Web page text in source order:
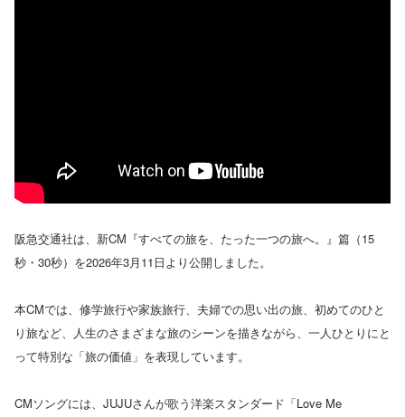
阪急交通社は、新CM『すべての旅を、たった一つの旅へ。』篇（15
秒・30秒）を2026年3月11日より公開しました。
本CMでは、修学旅行や家族旅行、夫婦での思い出の旅、初めてのひと
り旅など、人生のさまざまな旅のシーンを描きながら、一人ひとりにと
って特別な「旅の価値」を表現しています。
CMソングには、JUJUさんが歌う洋楽スタンダード「Love Me